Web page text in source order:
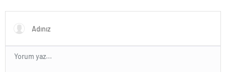
olarak değerlendirdi